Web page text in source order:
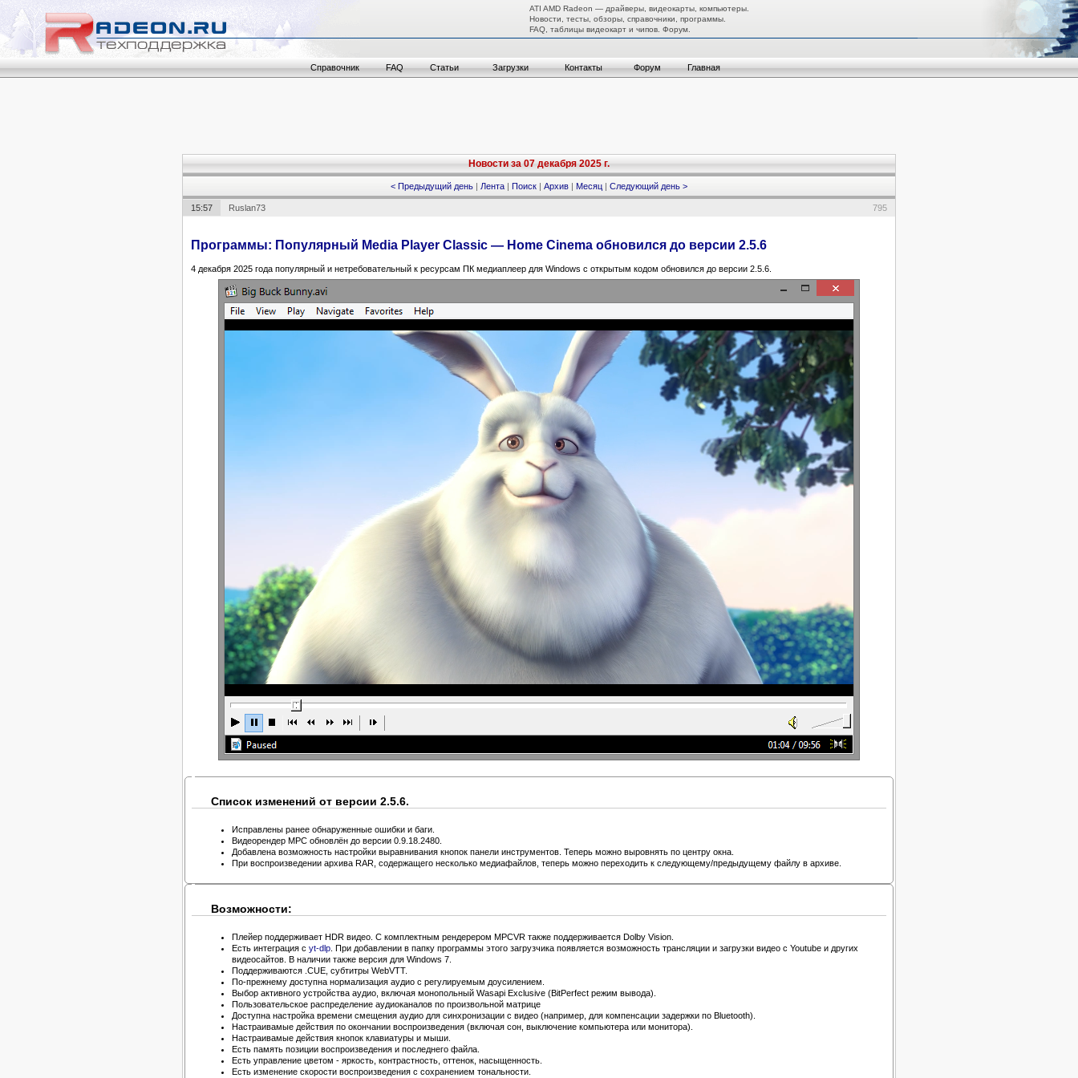
ATI AMD Radeon — драйверы, видеокарты, компьютеры.
Новости, тесты, обзоры, справочники, программы.
FAQ, таблицы видеокарт и чипов. Форум.
Справочник FAQ Статьи Загрузки Контакты Форум Главная
Новости за 07 декабря 2025 г.
< Предыдущий день | Лента | Поиск | Архив | Месяц | Следующий день >
795
15:57 Ruslan73
Программы: Популярный Media Player Classic — Home Cinema обновился до версии 2.5.6
4 декабря 2025 года популярный и нетребовательный к ресурсам ПК медиаплеер для Windows с открытым кодом обновился до версии 2.5.6.
Список изменений от версии 2.5.6.
Исправлены ранее обнаруженные ошибки и баги.
Видеорендер MPC обновлён до версии 0.9.18.2480.
Добавлена ​​возможность настройки выравнивания кнопок панели инструментов. Теперь можно выровнять по центру окна.
При воспроизведении архива RAR, содержащего несколько медиафайлов, теперь можно переходить к следующему/предыдущему файлу в архиве.
Возможности:
Плейер поддерживает HDR видео. С комплектным рендерером MPCVR также поддерживается Dolby Vision.
Есть интеграция сyt-dlp . При добавлении в папку программы этого загрузчика появляется возможность трансляции и загрузки видео с Youtube и других
видеосайтов. В наличии также версия для Windows 7.
Поддерживаются .CUE, субтитры WebVTT.
По-прежнему доступна нормализация аудио с регулируемым доусилением.
Выбор активного устройства аудио, включая монопольный Wasapi Exclusive (BitPerfect режим вывода).
Пользовательское распределение аудиоканалов по произвольной матрице
Доступна настройка времени смещения аудио для синхронизации с видео (например, для компенсации задержки по Bluetooth).
Настраивамые действия по окончании воспроизведения (включая сон, выключение компьютера или монитора).
Настраивамые действия кнопок клавиатуры и мыши.
Есть память позиции воспроизведения и последнего файла.
Есть управление цветом - яркость, контрастность, оттенок, насыщенность.
Есть изменение скорости воспроизведения с сохранением тональности.